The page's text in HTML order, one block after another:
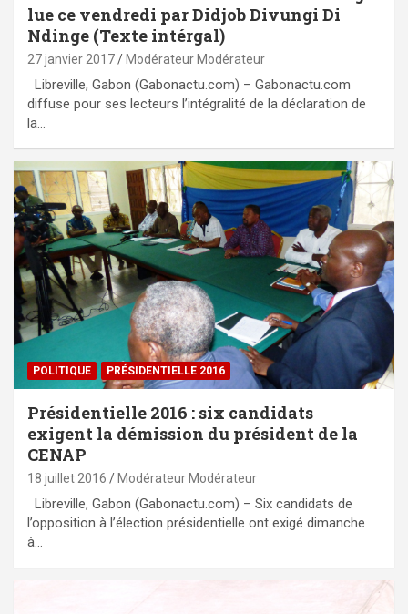
lue ce vendredi par Didjob Divungi Di
Ndinge (Texte intérgal)
27 janvier 2017 Modérateur Modérateur
Libreville, Gabon (Gabonactu.com) – Gabonactu.com
diffuse pour ses lecteurs l’intégralité de la déclaration de
la…
POLITIQUE PRÉSIDENTIELLE 2016
Présidentielle 2016 : six candidats
exigent la démission du président de la
CENAP
18 juillet 2016 Modérateur Modérateur
Libreville, Gabon (Gabonactu.com) – Six candidats de
l’opposition à l’élection présidentielle ont exigé dimanche
à…